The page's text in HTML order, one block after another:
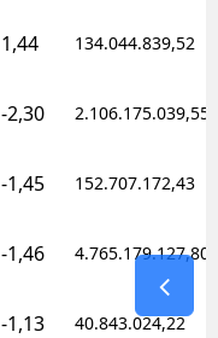
1,44 134.044.839,52
-2,30 2.106.175.039,55
-1,45 152.707.172,43
-1,46 4.765.179.127,80
-1,13 40.843.024,22